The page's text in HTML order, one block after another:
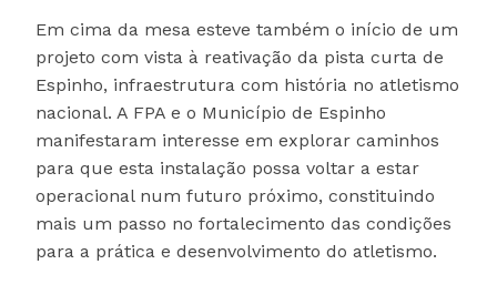
Em cima da mesa esteve também o início de um
projeto com vista à reativação da pista curta de
Espinho, infraestrutura com história no atletismo
nacional. A FPA e o Município de Espinho
manifestaram interesse em explorar caminhos
para que esta instalação possa voltar a estar
operacional num futuro próximo, constituindo
mais um passo no fortalecimento das condições
para a prática e desenvolvimento do atletismo.